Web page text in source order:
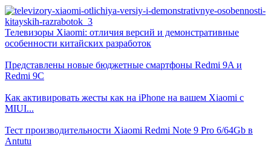
Телевизоры Xiaomi: отличия версий и демонстративные
особенности китайских разработок
Представлены новые бюджетные смартфоны Redmi 9A и
Redmi 9C
Как активировать жесты как на iPhone на вашем Xiaomi с
MIUI...
Тест производительности Xiaomi Redmi Note 9 Pro 6/64Gb в
Antutu